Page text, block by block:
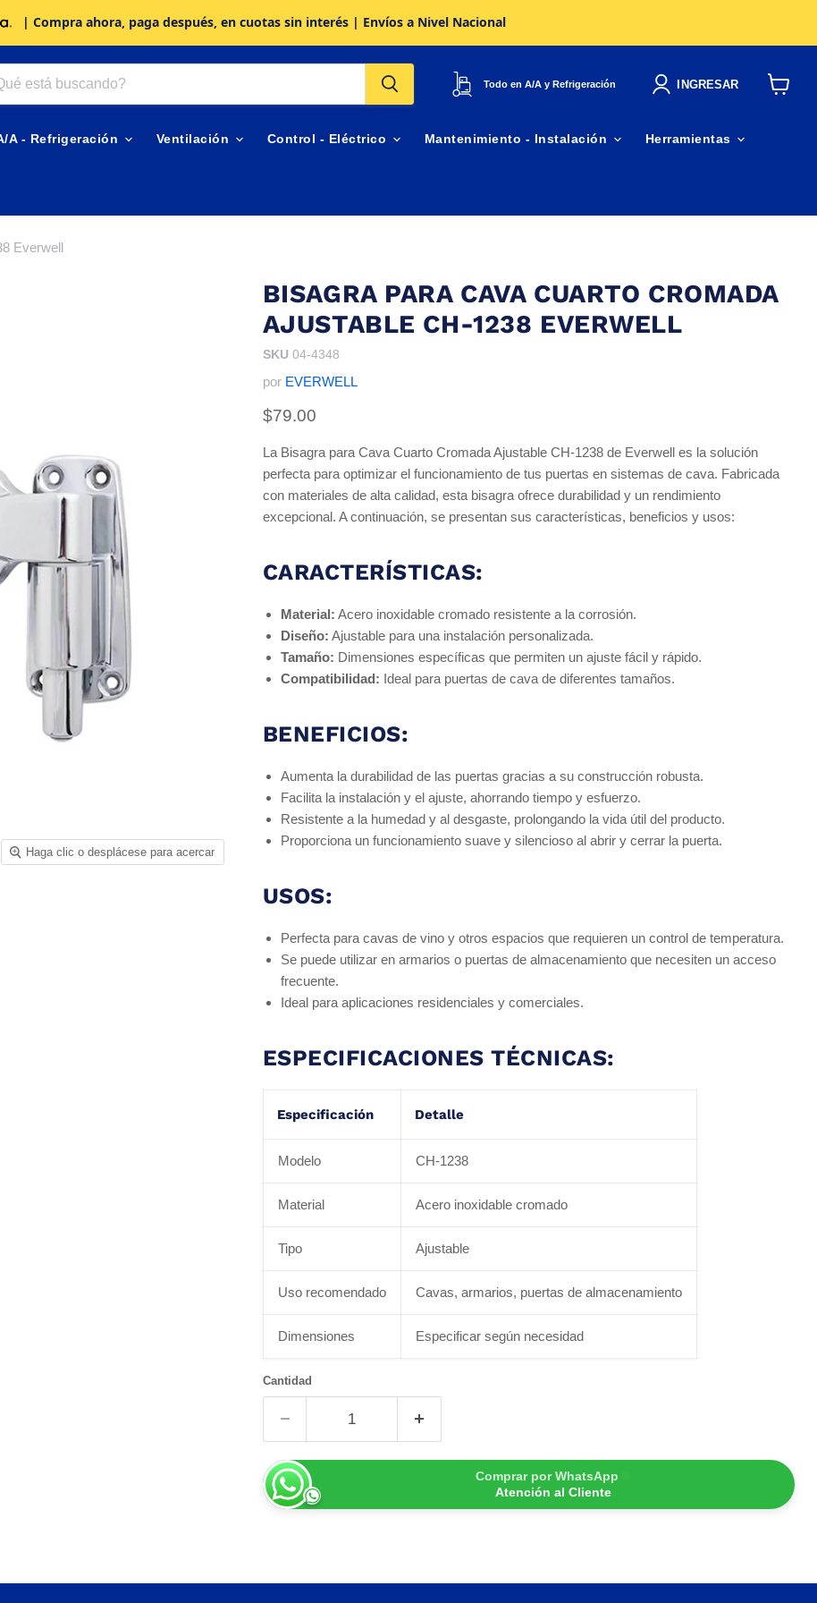
| Compra ahora, paga después, en cuotas sin interés | Envíos a Nivel Nacional
Todo en A/A y Refrigeración INGRESAR
A - Refrigeración Ventilación Control - Eléctrico Mantenimiento - Instalación Herramientas
Everwell
Haga clic o desplácese para acercar
BISAGRA PARA CAVA CUARTO CROMADA
AJUSTABLE CH-1238 EVERWELL
SKU 04-4348
por EVERWELL
Precio actual
$79.00
La Bisagra para Cava Cuarto Cromada Ajustable CH-1238 de Everwell es la solución
perfecta para optimizar el funcionamiento de tus puertas en sistemas de cava. Fabricada
con materiales de alta calidad, esta bisagra ofrece durabilidad y un rendimiento
excepcional. A continuación, se presentan sus características, beneficios y usos:
CARACTERÍSTICAS:
Material: Acero inoxidable cromado resistente a la corrosión.
Diseño: Ajustable para una instalación personalizada.
Tamaño: Dimensiones específicas que permiten un ajuste fácil y rápido.
Compatibilidad: Ideal para puertas de cava de diferentes tamaños.
BENEFICIOS:
Aumenta la durabilidad de las puertas gracias a su construcción robusta.
Facilita la instalación y el ajuste, ahorrando tiempo y esfuerzo.
Resistente a la humedad y al desgaste, prolongando la vida útil del producto.
Proporciona un funcionamiento suave y silencioso al abrir y cerrar la puerta.
USOS:
Perfecta para cavas de vino y otros espacios que requieren un control de temperatura.
Se puede utilizar en armarios o puertas de almacenamiento que necesiten un acceso
frecuente.
Ideal para aplicaciones residenciales y comerciales.
ESPECIFICACIONES TÉCNICAS:
Especificación Detalle
Modelo CH-1238
Material Acero inoxidable cromado
Tipo Ajustable
Uso recomendado Cavas, armarios, puertas de almacenamiento
Dimensiones Especificar según necesidad
Cantidad
Comprar por WhatsApp
Atención al Cliente